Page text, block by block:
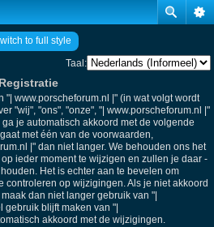
to full style
Taal:
"| www.porscheforum.nl |" (in wat volgt wordt
"wij", "ons", "onze", "| www.porscheforum.nl |"
je automatisch akkoord met de volgende
met één van de voorwaarden,
|" dan niet langer. We behouden ons het
ieder moment te wijzigen en zullen je daar -
Het is echter aan te bevelen om
controleren op wijzigingen. Als je niet akkoord
dan niet langer gebruik van "|
gebruik blijft maken van "|
akkoord met de wijzigingen.